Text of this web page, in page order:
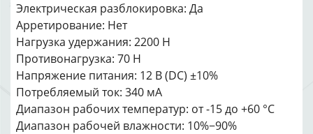
Электрическая разблокировка: Да
Арретирование: Нет
Нагрузка удержания: 2200 Н
Противонагрузка: 70 Н
Напряжение питания: 12 В (DC) ±10%
Потребляемый ток: 340 мА
Диапазон рабочих температур: от -15 до +60 °С
Диапазон рабочей влажности: 10%−90%